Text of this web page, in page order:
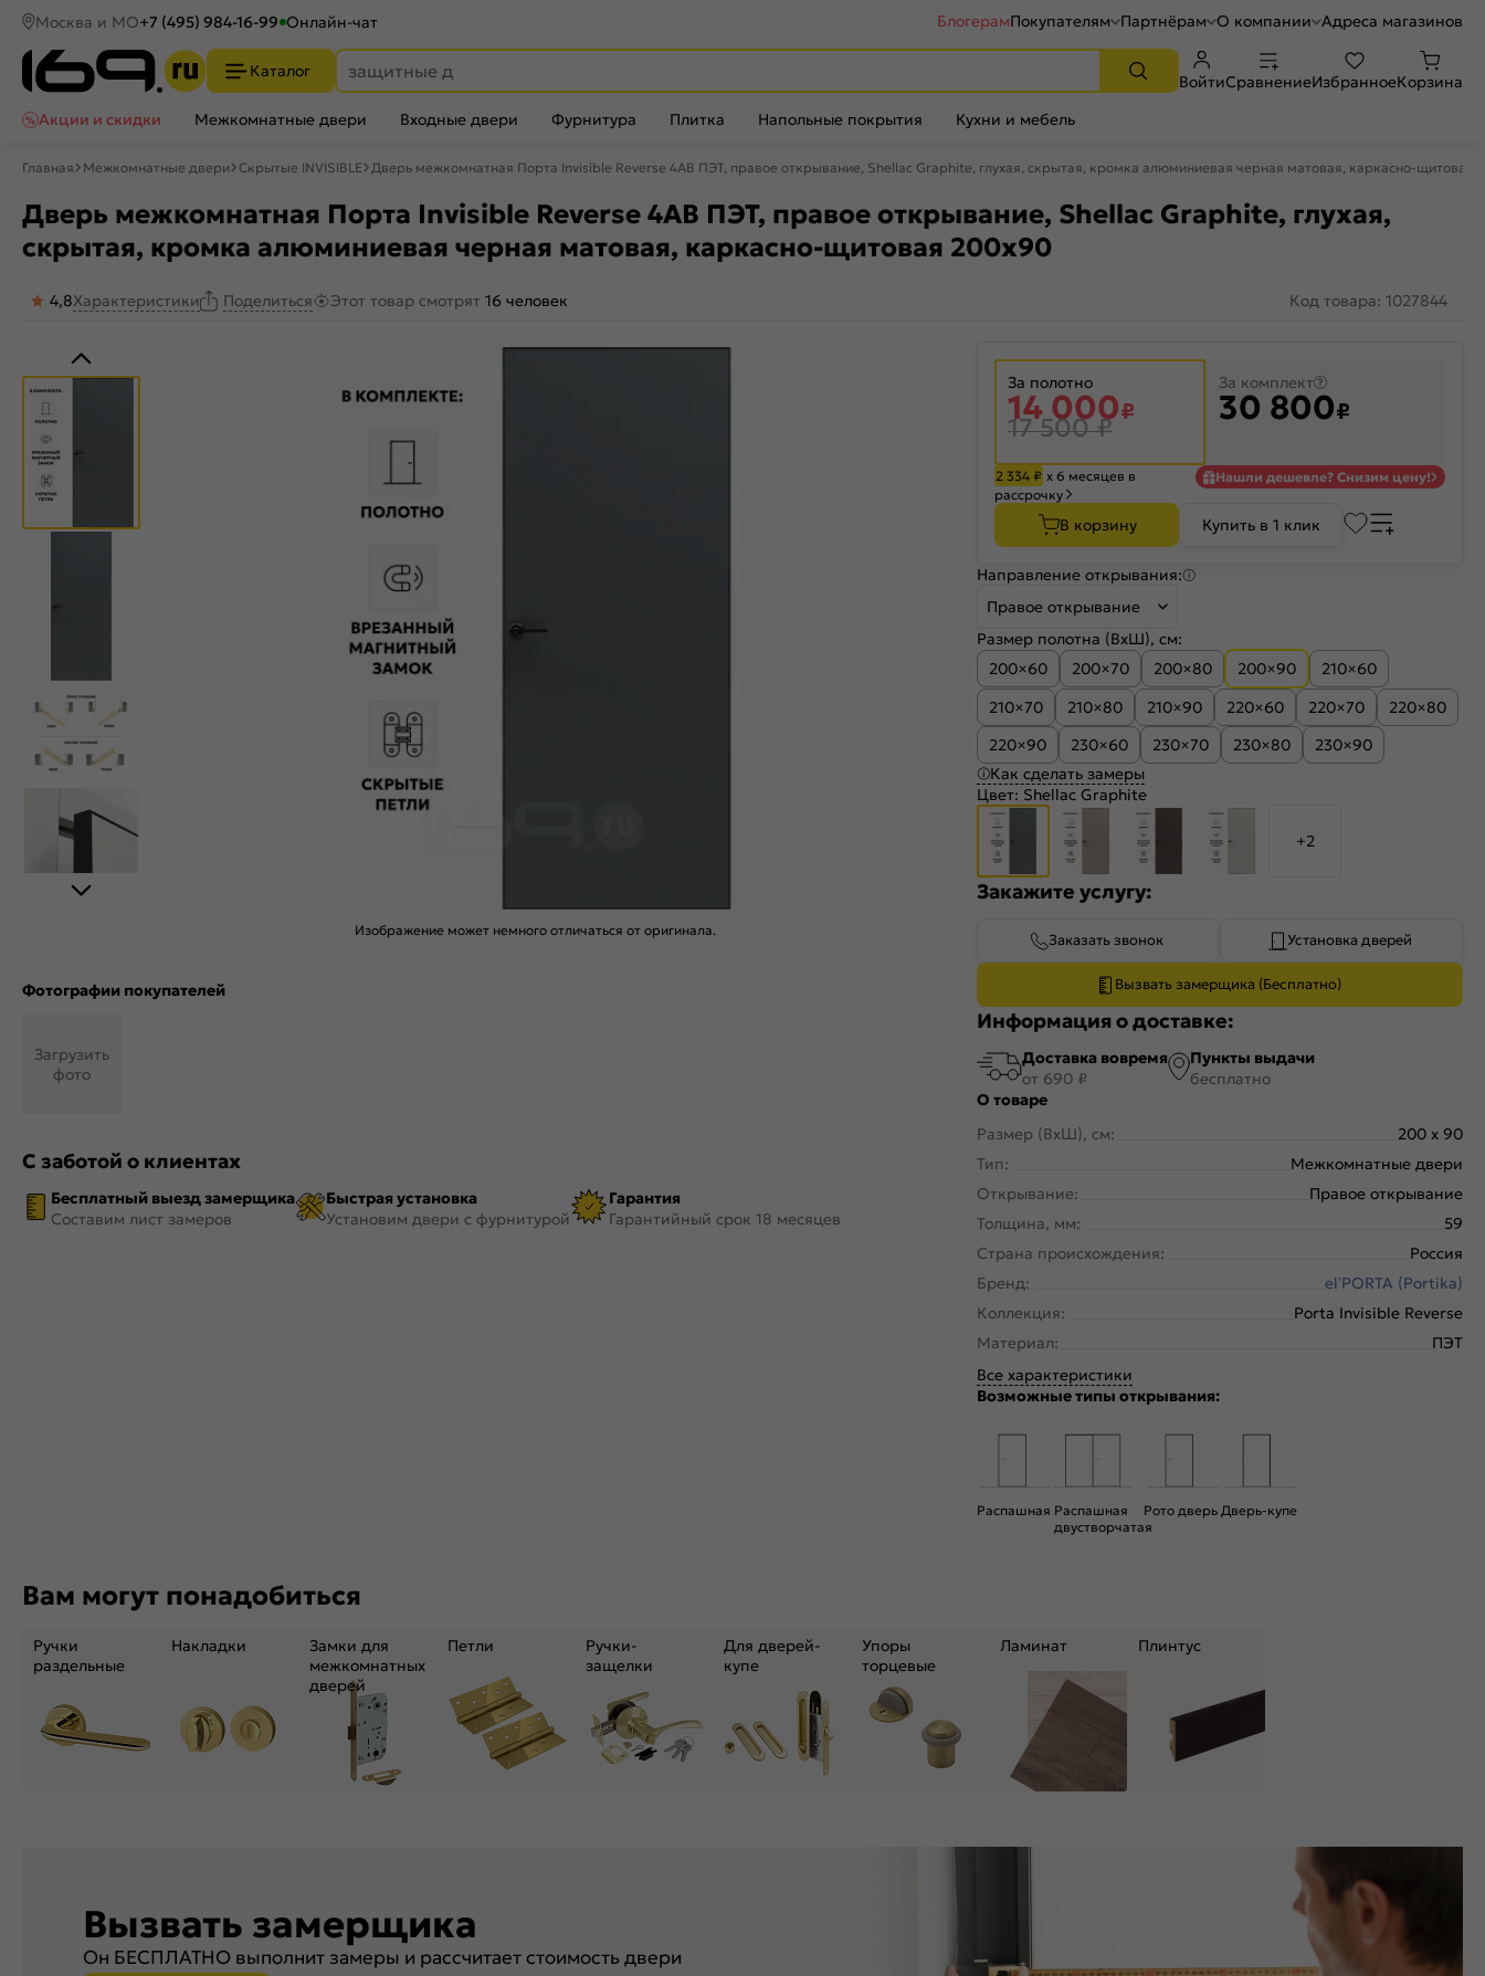
Москва и МО+7 (495) 984-16-99 Онлайн-чат БлогерамПокупателям Партнёрам О компании Адреса магазинов
Каталог
ВойтиСравнениеИзбранноеКорзина
Акции и скидки
Межкомнатные двери Входные двери Фурнитура Плитка Напольные покрытия Кухни и мебель
Главная Межкомнатные двери Скрытые INVISIBLE Дверь межкомнатная Порта Invisible Reverse 4AB ПЭТ, правое открывание, Shellac Graphite, глухая, скрытая, кромка алюминиевая черная матовая, каркасно-щитовая
Дверь межкомнатная Порта Invisible Reverse 4AB ПЭТ, правое открывание, Shellac Graphite, глухая,
скрытая, кромка алюминиевая черная матовая, каркасно-щитовая 200x90
4,8Характеристики Поделиться Этот товар смотрят 16 человек Код товара: 1027844
Изображение может немного отличаться от оригинала.
Фотографии покупателей
Загрузить
фото
С заботой о клиентах
Бесплатный выезд замерщика
Составим лист замеров
Быстрая установка
Установим двери с фурнитурой
Гарантия
Гарантийный срок 18 месяцев
За полотно
14 000₽
17 500₽
За комплект
30 800₽
2 334 ₽ х 6 месяцев в
рассрочку
Нашли дешевле? Снизим цену!
В корзину Купить в 1 клик
Направление открывания:
Правое открывание
Размер полотна (ВхШ), см:
200×60
200×70 200×80 200×90
210×60
210×70
210×80 210×90 220×60 220×70
220×80
220×90
230×60 230×70 230×80
230×90
Как сделать замеры
Цвет: Shellac Graphite
+2
Закажите услугу:
Заказать звонок Установка дверей
Вызвать замерщика (Бесплатно)
Информация о доставке:
Доставка вовремя
от 690 ₽
Пункты выдачи
бесплатно
О товаре
Размер (ВхШ), см:
200 x 90
Тип:
Межкомнатные двери
Открывание:
Правое открывание
Толщина, мм:
59
Страна происхождения:
Россия
Бренд:
el’PORTA (Portika)
Коллекция:
Porta Invisible Reverse
Материал:
ПЭТ
Все характеристики
Возможные типы открывания:
Распашная Распашная
двустворчатая
Рото дверь Дверь-купе
Вам могут понадобиться
Ручки
раздельные
Накладки
Замки для
межкомнатных
дверей
Петли
Ручки-
защелки
Для дверей-
купе
Упоры
торцевые
Ламинат Плинтус
Вызвать замерщика
Он БЕСПЛАТНО выполнит замеры и рассчитает стоимость двери